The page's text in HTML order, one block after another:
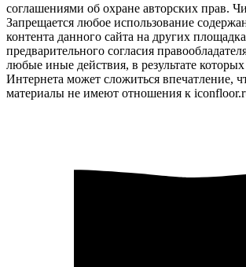
соглашениями об охране авторских прав.
Запрещается любое использование
контента данного сайта на других
предварительного согласия
любые иные действия, в результате которых
Интернета может сложиться впечатление,
материалы не имеют отношения к